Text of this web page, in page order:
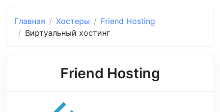
Главная Хостеры
Friend Hosting
Виртуальный хостинг
Friend Hosting